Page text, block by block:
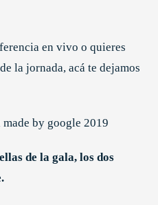
en vivo o quieres
la jornada, acá te dejamos
de la gala, los dos